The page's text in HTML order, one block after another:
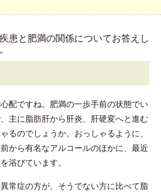
患と肥満の関係についてお答えし
配ですね。肥満の一歩手前の状態でい
主に脂肪肝から肝炎、肝硬変へと進む
るのでしょうか。おっしゃるように、
から有名なアルコールのほかに、最近
浴びています。
常症の方が、そうでない方に比べて脂